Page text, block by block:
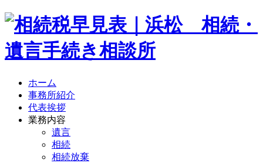
ホーム
事務所紹介
代表挨拶
業務内容
遺言
相続
相続放棄